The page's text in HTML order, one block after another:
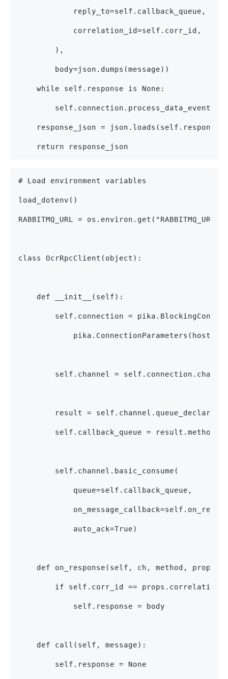
            reply_to=self.callback_queue,
            correlation_id=self.corr_id,
        ),
        body=json.dumps(message))
    while self.response is None:
        self.connection.process_data_events()
    response_json = json.loads(self.response)
    return response_json
# Load environment variables
load_dotenv()
RABBITMQ_URL = os.environ.get("RABBITMQ_URL")
class OcrRpcClient(object):
    def __init__(self):
self.connection =
self.channel =
result =
self.callback_queue =
        self.channel.basic_consume(
            queue=self.callback_queue,
            auto_ack=True)
def on_response(self, ch, method, props,
if self.corr_id ==
            self.response = body
    def call(self, message):
        self.response = None